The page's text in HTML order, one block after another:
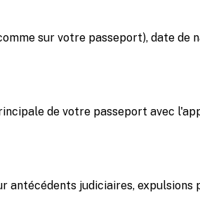
sur votre passeport), date de
de votre passeport avec
antécédents judiciaires,